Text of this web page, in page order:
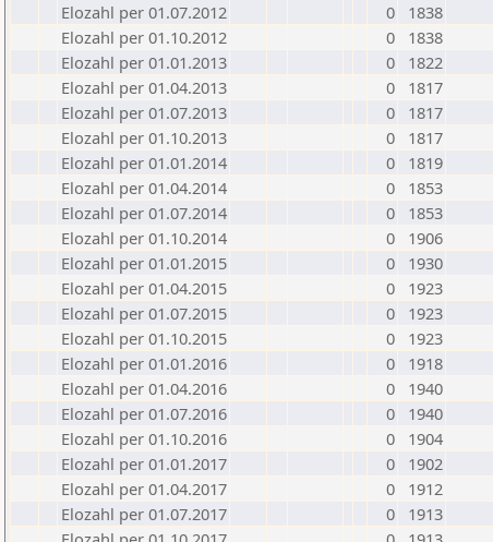
Elozahl per 01.07.2012
0
1838
Elozahl per 01.10.2012
0
1838
Elozahl per 01.01.2013
0
1822
Elozahl per 01.04.2013
0
1817
Elozahl per 01.07.2013
0
1817
Elozahl per 01.10.2013
0
1817
Elozahl per 01.01.2014
0
1819
Elozahl per 01.04.2014
0
1853
Elozahl per 01.07.2014
0
1853
Elozahl per 01.10.2014
0
1906
Elozahl per 01.01.2015
0
1930
Elozahl per 01.04.2015
0
1923
Elozahl per 01.07.2015
0
1923
Elozahl per 01.10.2015
0
1923
Elozahl per 01.01.2016
0
1918
Elozahl per 01.04.2016
0
1940
Elozahl per 01.07.2016
0
1940
Elozahl per 01.10.2016
0
1904
Elozahl per 01.01.2017
0
1902
Elozahl per 01.04.2017
0
1912
Elozahl per 01.07.2017
0
1913